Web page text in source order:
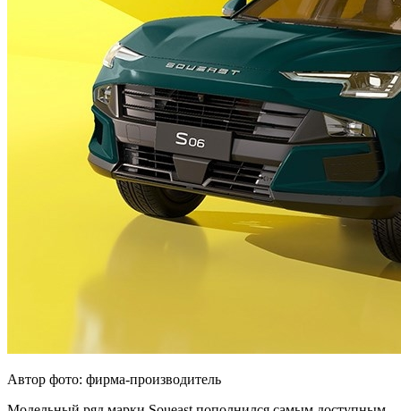
Автор фото: фирма-производитель